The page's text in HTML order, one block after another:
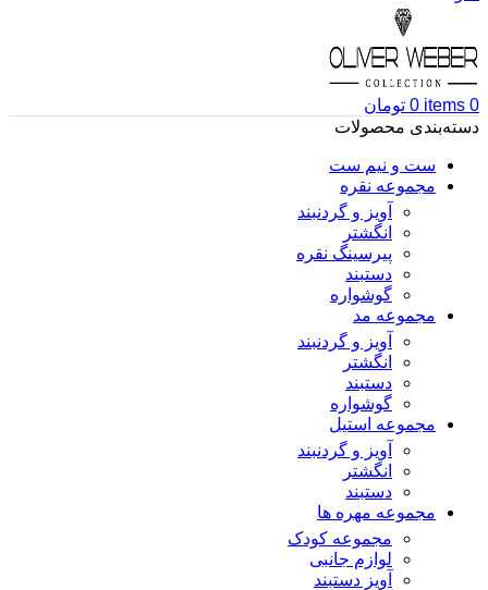
0
items
0 تومان
دسته‌بندی محصولات
ست و نیم ست
مجموعه نقره
آویز و گردنبند
انگشتر
پیرسینگ نقره
دستبند
گوشواره
مجموعه مد
آویز و گردنبند
انگشتر
دستبند
گوشواره
مجموعه استیل
آویز و گردنبند
انگشتر
دستبند
مجموعه مهره ها
مجموعه کودک
لوازم جانبی
آویز دستبند